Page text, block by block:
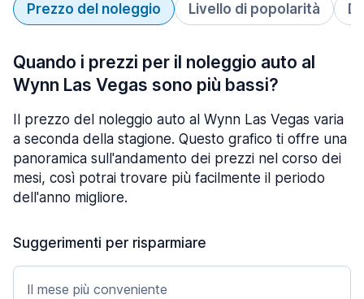
Prezzo del noleggio Livello di popolarità
Quando i prezzi per il noleggio auto al
Wynn Las Vegas sono più bassi?
Il prezzo del noleggio auto al Wynn Las Vegas varia
a seconda della stagione. Questo grafico ti offre una
panoramica sull'andamento dei prezzi nel corso dei
mesi, così potrai trovare più facilmente il periodo
dell'anno migliore.
Suggerimenti per risparmiare
Il mese più conveniente